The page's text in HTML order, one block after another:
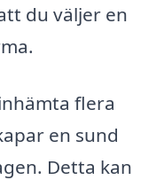
du väljer en
flera
en sund
Detta kan